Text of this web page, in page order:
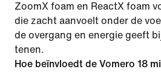
ZoomX foam en ReactX foam
die zacht aanvoelt onder de
de overgang en energie geeft
tenen.
Hoe beïnvloedt de Vomero 18